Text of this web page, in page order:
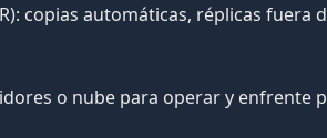
copias automáticas, réplicas
o nube para operar y